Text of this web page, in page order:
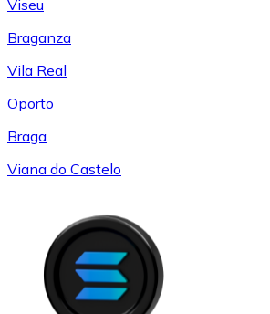
Viseu
Braganza
Vila Real
Oporto
Braga
Viana do Castelo